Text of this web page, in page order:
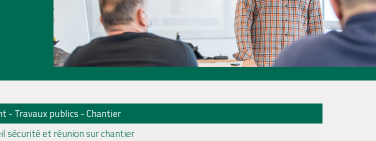
- Travaux publics - Chantier
sécurité et réunion sur chantier